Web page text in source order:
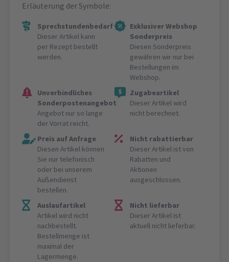
Erläuterung der Symbole:
Sprechstundenbedarf
Dieser Artikel kann
per Rezept bestellt
werden.
Exklusiver Webshop
Sonderpreis
Diesen Sonderpreis
gewähren wir nur bei
Bestellungen im
Webshop.
Unverbindliches
Sonderpostenangebot
Angebot nur so lange
der Vorrat reicht.
Zugabeartikel
Dieser Artikel wird
nicht berechnet.
Preis auf Anfrage
Diesen Artikel können
Sie nur telefonisch
oder bei unserem
Außendienst
bestellen.
Nicht rabattierbar
Dieser Artikel ist von
Rabatten und
Aktionen
ausgeschlossen.
Auslaufartikel
Artikel wird nicht
nachbestellt.
Bestellmenge ist
maximal der
Lagermenge.
Nicht lieferbar
Dieser Artikel ist
aktuell nicht lieferbar.